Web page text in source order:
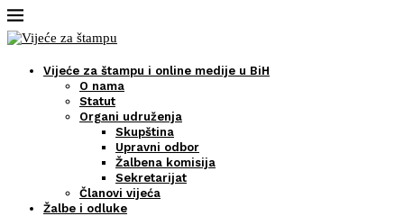
Vijeće za štampu i online medije u BiH
O nama
Statut
Organi udruženja
Skupština
Upravni odbor
Žalbena komisija
Sekretarijat
Članovi vijeća
Žalbe i odluke